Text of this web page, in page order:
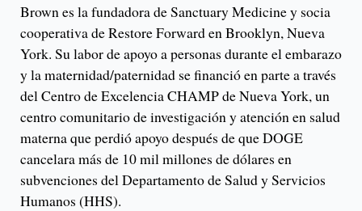
Brown es la fundadora de Sanctuary Medicine y socia
cooperativa de Restore Forward en Brooklyn, Nueva
York. Su labor de apoyo a personas durante el embarazo
y la maternidad/paternidad se financió en parte a través
del Centro de Excelencia CHAMP de Nueva York, un
centro comunitario de investigación y atención en salud
materna que perdió apoyo después de que DOGE
cancelara más de 10 mil millones de dólares en
subvenciones del Departamento de Salud y Servicios
Humanos (HHS).